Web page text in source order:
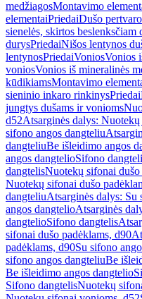
medžiagosMontavimo
elementaiPriedaiDušo
sienelės, skirtos beslenksčiam
durysPriedaiNišos lentynos
lentynosPriedaiVoniosVonios
voniosVonios iš mineralinės
kūdikiamsMontavimo
sieninio inkaro rinkinysPriedai
jungtys dušams ir vonioms
d52Atsarginės dalys:
sifono angos dangteliu
dangteliuBe išleidimo angos
angos dangtelioSifono
dangtelisNuotekų sifonai dušo
Nuotekų sifonai dušo
dangteliuAtsarginės dalys: Su
angos dangtelioAtsarginės
dangtelioSifono dangtelis
sifonai dušo padėklams, d90
padėklams, d90Su sifono
sifono angos dangteliuBe
Be išleidimo angos dangtelio
Sifono dangtelisNuotekų